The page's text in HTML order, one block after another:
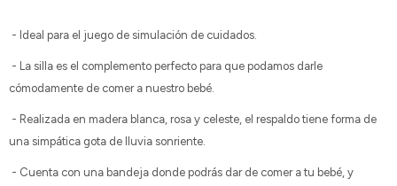
- Ideal para el juego de simulación de cuidados.
- La silla es el complemento perfecto para que podamos darle
cómodamente de comer a nuestro bebé.
- Realizada en madera blanca, rosa y celeste, el respaldo tiene forma de
una simpática gota de lluvia sonriente.
- Cuenta con una bandeja donde podrás dar de comer a tu bebé, y